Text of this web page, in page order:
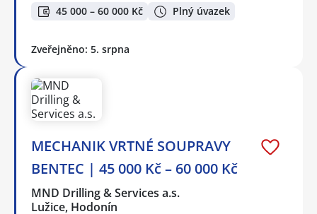
45 000 – 60 000 Kč Plný úvazek
Zveřejněno: 5. srpna
MECHANIK VRTNÉ SOUPRAVY
BENTEC | 45 000 Kč – 60 000 Kč
MND Drilling & Services a.s.
Lužice, Hodonín